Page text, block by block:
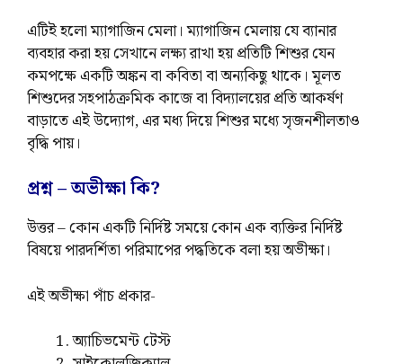
এটিই হলো ম্যাগাজিন মেলা। ম্যাগাজিন মেলায় যে ব্যানার
ব্যবহার করা হয় সেখানে লক্ষ্য রাখা হয় প্রতিটি শিশুর যেন
কমপক্ষে একটি অঙ্কন বা কবিতা বা অন্যকিছু থাকে। মূলত
শিশুদের সহপাঠক্রমিক কাজে বা বিদ্যালয়ের প্রতি আকর্ষণ
বাড়াতে এই উদ্যোগ, এর মধ্য দিয়ে শিশুর মধ্যে সৃজনশীলতাও
বৃদ্ধি পায়।
প্রশ্ন – অভীক্ষা কি?
উত্তর – কোন একটি নির্দিষ্ট সময়ে কোন এক ব্যক্তির নির্দিষ্ট
বিষয়ে পারদর্শিতা পরিমাপের পদ্ধতিকে বলা হয় অভীক্ষা।
এই অভীক্ষা পাঁচ প্রকার-
অ্যাচিভমেন্ট টেস্ট